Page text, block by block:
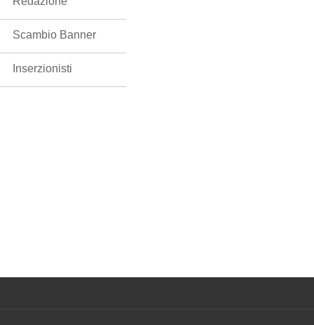
Scambio Banner
Inserzionisti